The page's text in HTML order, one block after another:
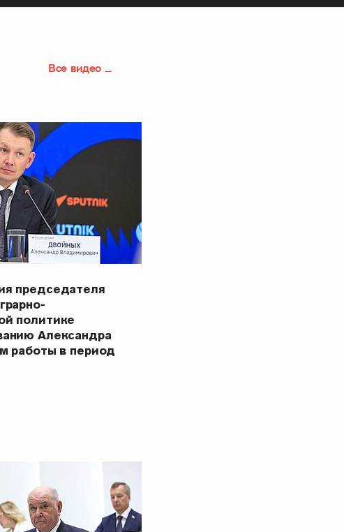
Все видео
председателя
политике
Александра
работы в период